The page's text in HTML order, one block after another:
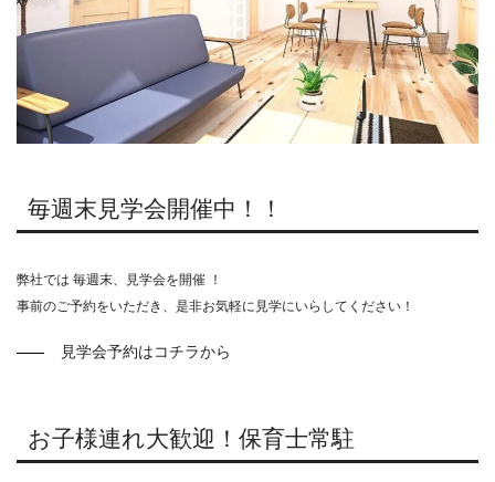
毎週末見学会開催中！！
弊社では 毎週末、見学会を開催 ！
事前のご予約をいただき、是非お気軽に見学にいらしてください！
見学会予約はコチラから
お子様連れ大歓迎！保育士常駐